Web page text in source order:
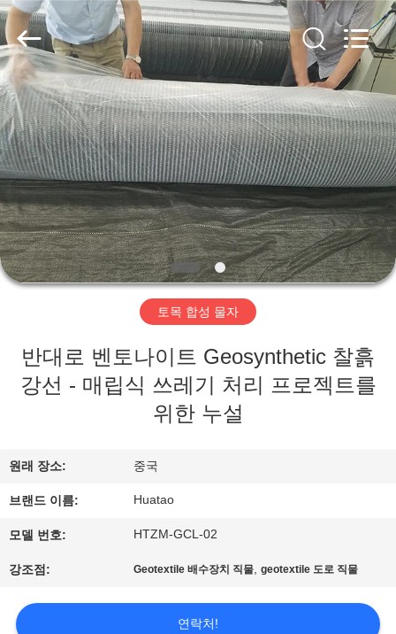
집
제
품
우
리
대
하
공
장
여
행
2020
-
2026
HUATAO
LOVER
LTD.
All
Rights
Reserved.
토목 합성 물자
반대로 벤토나이트 Geosynthetic 찰흙
강선 - 매립식 쓰레기 처리 프로젝트를
위한 누설
원래 장소: 중국
브랜드 이름: Huatao
모델 번호: HTZM-GCL-02
강조점: Geotextile 배수장치 직물,geotextile 도로 직물
연락처!